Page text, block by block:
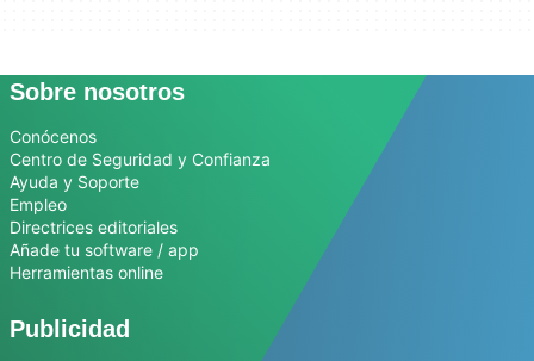
Sobre nosotros
Conócenos
Centro de Seguridad y Confianza
Ayuda y Soporte
Empleo
Directrices editoriales
Añade tu software / app
Herramientas online
Publicidad